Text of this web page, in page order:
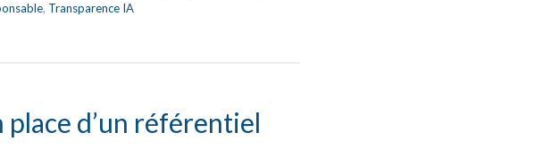
, Transparence IA
place d’un référentiel